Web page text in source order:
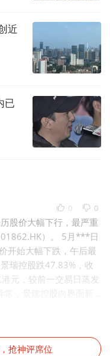
近
已
0 0
股价大幅下行，最严重
）。 5月***日
开始大幅下跌，午后最
瑞控股跌47.83%，收
元，较前一交易日蒸发
抢神评席位